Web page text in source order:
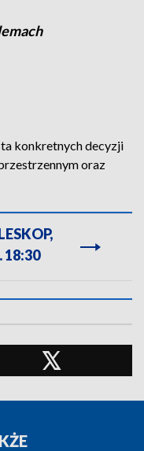
konkretnych decyzji
oraz
18:30